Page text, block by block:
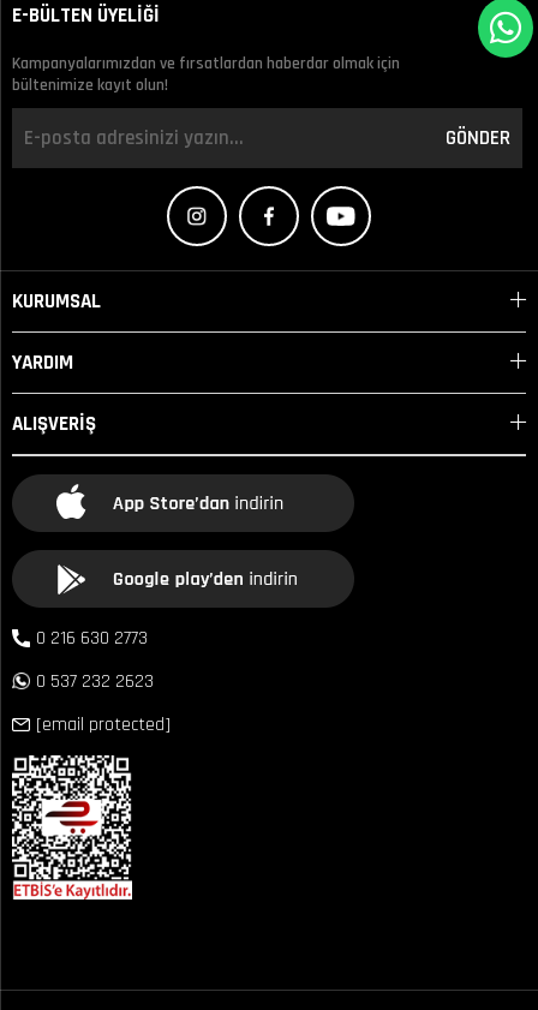
E-BÜLTEN ÜYELİĞİ
Kampanyalarımızdan ve fırsatlardan haberdar olmak için
bültenimize kayıt olun!
GÖNDER
KURUMSAL
YARDIM
ALIŞVERİŞ
0 216 630 2773
0 537 232 2623
[email protected]